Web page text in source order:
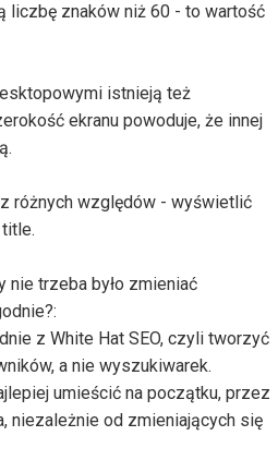
liczbę znaków niż 60 - to wartość
istnieją też
ekranu powoduje, że innej
różnych względów - wyświetlić
nie trzeba było zmieniać
z White Hat SEO, czyli tworzyć
a nie wyszukiwarek.
umieścić na początku, przez
niezależnie od zmieniających się